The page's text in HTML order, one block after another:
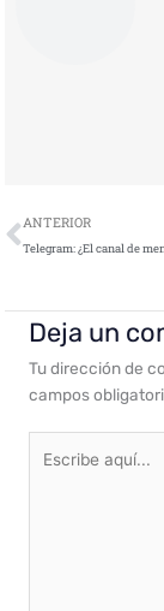
Ant
ANTERIOR
Deja un
Tu dirección de
campos
aquí...